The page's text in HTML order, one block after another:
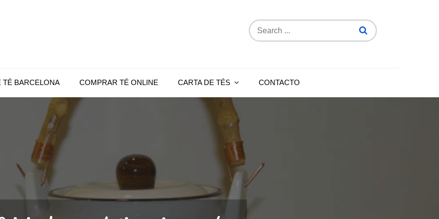
Search
for:
TÉ BARCELONA COMPRAR TÉ ONLINE CARTA DE TÉS CONTACTO